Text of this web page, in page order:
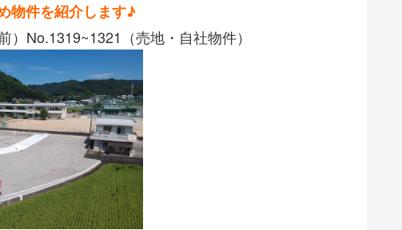
物件を紹介します♪
）No.1319~1321（売地・自社物件）